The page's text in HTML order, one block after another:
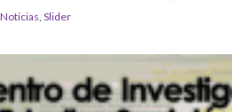
Noticias, Slider